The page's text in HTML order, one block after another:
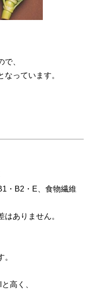
、
っています。
・B2・E、食物繊維
ありません。
高く、